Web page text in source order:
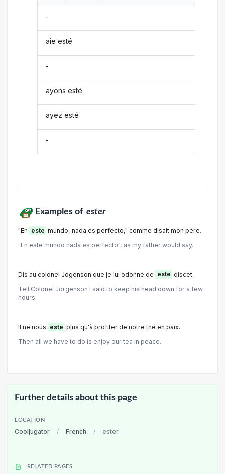
-
aie esté
-
ayons esté
ayez esté
-
Examples of ester
"En este mundo, nada es perfecto," comme disait mon père.
"En este mundo nada es perfecto", as my father would say.
Dis au colonel Jogenson que je lui odonne de este discet.
Tell Colonel Jorgenson I said to keep his head down for a few
hours.
Il ne nous este plus qu'à profiter de notre thé en paix.
Then all we have to do is enjoy our tea in peace.
Further details about this page
LOCATION
Cooljugator / French / ester
RELATED PAGES